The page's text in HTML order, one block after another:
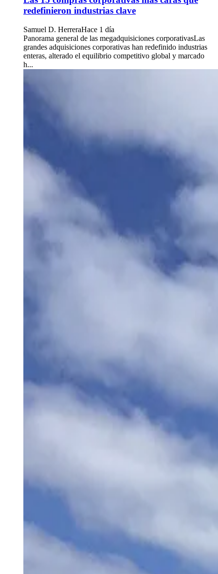
redefinieron industrias clave
Samuel D. HerreraHace 1 día
Panorama general de las megadquisiciones corporativasLas
grandes adquisiciones corporativas han redefinido industrias
enteras, alterado el equilibrio competitivo global y marcado
h...